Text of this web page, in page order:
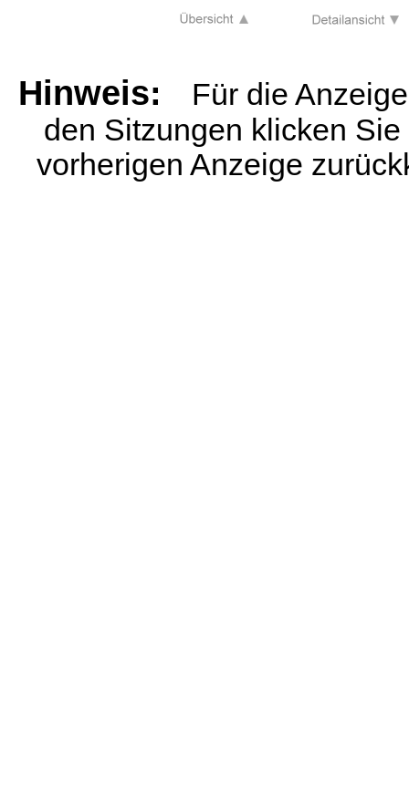
Hinweis:
Für die
den Sitzungen klicken
vorherigen Anzeige